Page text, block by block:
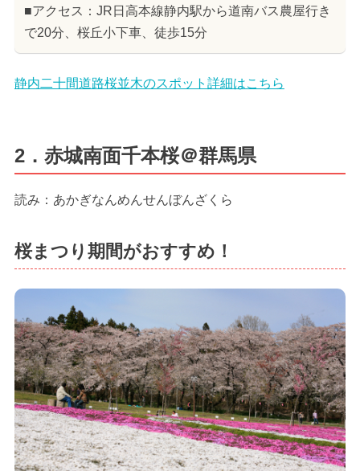
■アクセス：JR日高本線静内駅から道南バス農屋行き
で20分、桜丘小下車、徒歩15分
静内二十間道路桜並木のスポット詳細はこちら
2．赤城南面千本桜＠群馬県
読み：あかぎなんめんせんぼんざくら
桜まつり期間がおすすめ！